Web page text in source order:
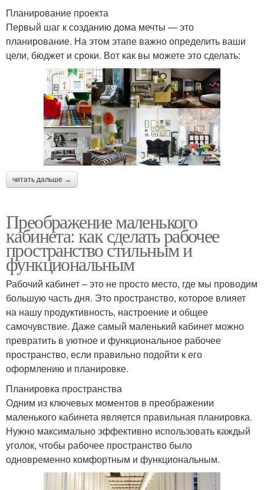
Планирование проекта
Первый шаг к созданию дома мечты — это
планирование. На этом этапе важно определить ваши
цели, бюджет и сроки. Вот как вы можете это сделать:
читать дальше →
Преображение маленького
кабинета: как сделать рабочее
пространство стильным и
функциональным
Рабочий кабинет – это не просто место, где мы проводим
большую часть дня. Это пространство, которое влияет
на нашу продуктивность, настроение и общее
самочувствие. Даже самый маленький кабинет можно
превратить в уютное и функциональное рабочее
пространство, если правильно подойти к его
оформлению и планировке.
Планировка пространства
Одним из ключевых моментов в преображении
маленького кабинета является правильная планировка.
Нужно максимально эффективно использовать каждый
уголок, чтобы рабочее пространство было
одновременно комфортным и функциональным.